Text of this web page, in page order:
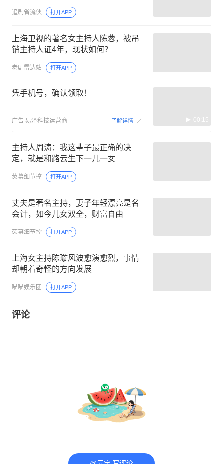
追剧省流侠 打开APP
上海卫视的著名女主持人陈蓉，被吊
销主持人证4年，现状如何？
老剧雷达站 打开APP
凭手机号，确认领取！
广告 易泽科技运营商 了解详情 00:15
主持人周涛：我这辈子最正确的决
定，就是和路云生下一儿一女
荧幕细节控 打开APP
丈夫是著名主持，妻子年轻漂亮是名
会计，如今儿女双全，财富自由
荧幕细节控 打开APP
上海女主持陈璇风波愈演愈烈，事情
却朝着奇怪的方向发展
喵喵娱乐团 打开APP
评论